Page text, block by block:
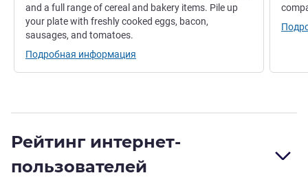
and a full range of cereal and bakery items. Pile up
your plate with freshly cooked eggs, bacon,
sausages, and tomatoes.
Подробная информация
Рейтинг интернет-
пользователей